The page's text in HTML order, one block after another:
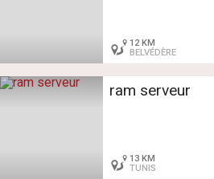
12 KM
BELVÉDÈRE
ram serveur
13 KM
TUNIS